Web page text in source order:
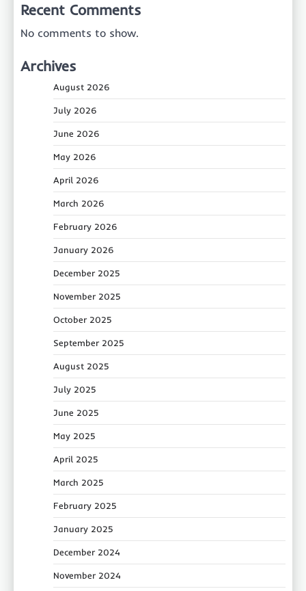
Recent Comments
No comments to show.
Archives
August 2026
July 2026
June 2026
May 2026
April 2026
March 2026
February 2026
January 2026
December 2025
November 2025
October 2025
September 2025
August 2025
July 2025
June 2025
May 2025
April 2025
March 2025
February 2025
January 2025
December 2024
November 2024